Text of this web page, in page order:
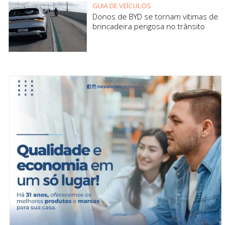
GUIA DE VEÍCULOS
Donos de BYD se tornam vítimas de
brincadeira perigosa no trânsito